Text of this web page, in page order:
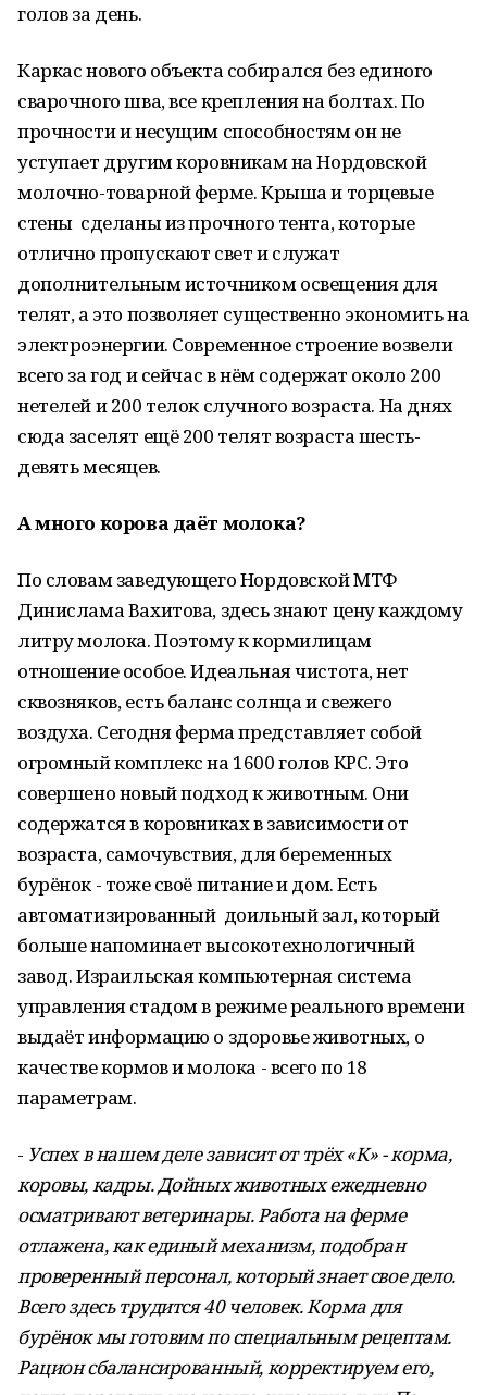
голов за день.
Каркас нового объекта собирался без единого
сварочного шва, все крепления на болтах. По
прочности и несущим способностям он не
уступает другим коровникам на Нордовской
молочно-товарной ферме. Крыша и торцевые
стены сделаны из прочного тента, которые
отлично пропускают свет и служат
дополнительным источником освещения для
телят, а это позволяет существенно экономить на
электроэнергии. Современное строение возвели
всего за год и сейчас в нём содержат около 200
нетелей и 200 телок случного возраста. На днях
сюда заселят ещё 200 телят возраста шесть-
девять месяцев.
А много корова даёт молока?
По словам заведующего Нордовской МТФ
Динислама Вахитова, здесь знают цену каждому
литру молока. Поэтому к кормилицам
отношение особое. Идеальная чистота, нет
сквозняков, есть баланс солнца и свежего
воздуха. Сегодня ферма представляет собой
огромный комплекс на 1600 голов КРС. Это
совершено новый подход к животным. Они
содержатся в коровниках в зависимости от
возраста, самочувствия, для беременных
бурёнок - тоже своё питание и дом. Есть
автоматизированный доильный зал, который
больше напоминает высокотехнологичный
завод. Израильская компьютерная система
управления стадом в режиме реального времени
выдаёт информацию о здоровье животных, о
качестве кормов и молока - всего по 18
параметрам.
- Успех в нашем деле зависит от трёх «К» - корма,
коровы, кадры. Дойных животных ежедневно
осматривают ветеринары. Работа на ферме
отлажена, как единый механизм, подобран
проверенный персонал, который знает свое дело.
Всего здесь трудится 40 человек. Корма для
бурёнок мы готовим по специальным рецептам.
Рацион сбалансированный, корректируем его,